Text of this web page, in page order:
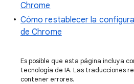
Chrome
Cómo restablecer la
de Chrome
Es posible que esta página incluya
tecnología de IA. Las traducciones
contener errores.